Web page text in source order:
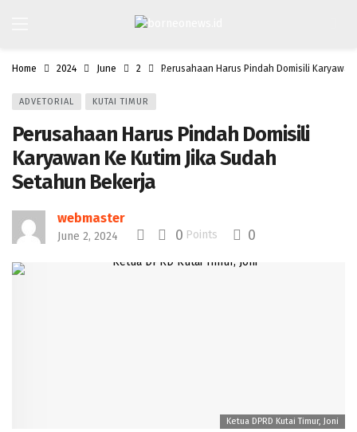
Home 2024 June 2 Perusahaan Harus Pindah Domisili
ADVETORIAL KUTAI TIMUR
Perusahaan Harus Pindah Domisili
Karyawan Ke Kutim Jika Sudah
Setahun Bekerja
webmaster
June 2, 2024 0 Points 0
Ketua DPRD Kutai Timur, Joni